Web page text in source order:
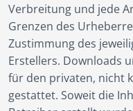
Verbreitung und jede
Grenzen des
Zustimmung des
Erstellers. Downloads
für den privaten, nicht
gestattet. Soweit die